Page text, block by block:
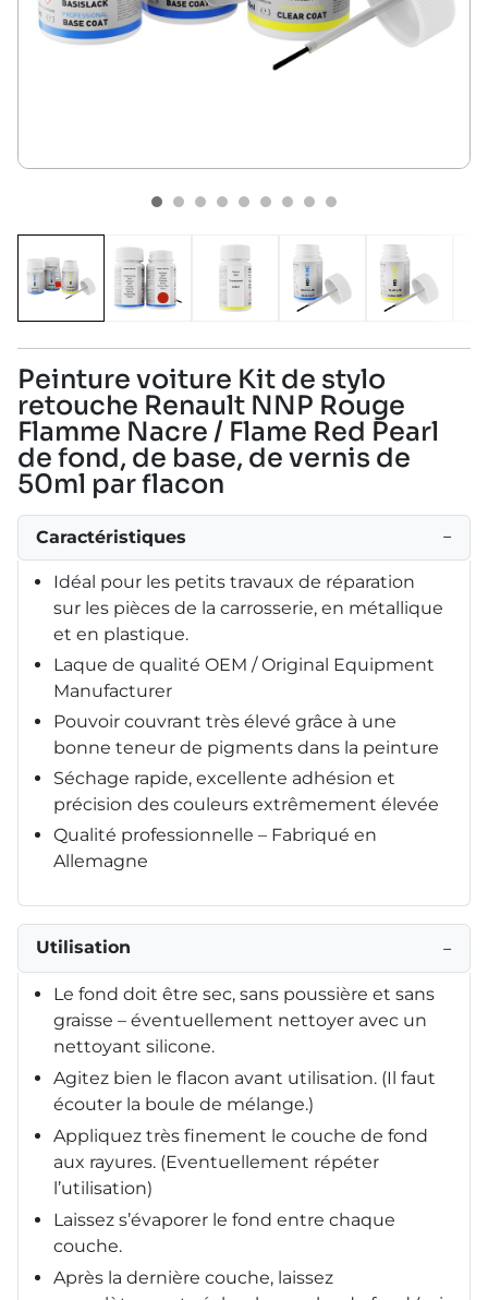
Peinture voiture Kit de stylo
retouche Renault NNP Rouge
Flamme Nacre / Flame Red Pearl
de fond, de base, de vernis de
50ml par flacon
Caractéristiques −
Idéal pour les petits travaux de réparation
sur les pièces de la carrosserie, en métallique
et en plastique.
Laque de qualité OEM / Original Equipment
Manufacturer
Pouvoir couvrant très élevé grâce à une
bonne teneur de pigments dans la peinture
Séchage rapide, excellente adhésion et
précision des couleurs extrêmement élevée
Qualité professionnelle – Fabriqué en
Allemagne
Utilisation −
Le fond doit être sec, sans poussière et sans
graisse – éventuellement nettoyer avec un
nettoyant silicone.
Agitez bien le flacon avant utilisation. (Il faut
écouter la boule de mélange.)
Appliquez très finement le couche de fond
aux rayures. (Eventuellement répéter
l’utilisation)
Laissez s’évaporer le fond entre chaque
couche.
Après la dernière couche, laissez